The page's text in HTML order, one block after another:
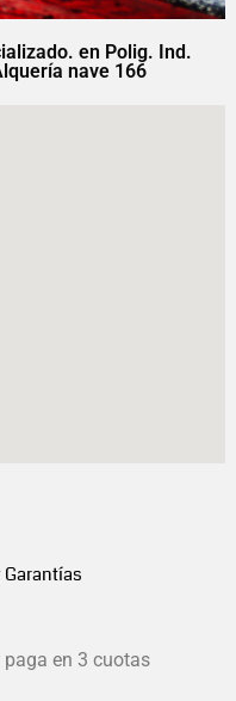
en Polig. Ind.
nave 166
en 3 cuotas